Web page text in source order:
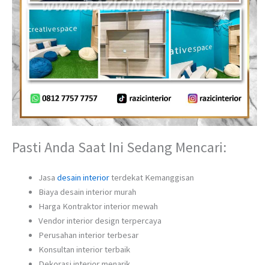
Pasti Anda Saat Ini Sedang Mencari:
Jasa desain interiorterdekat Kemanggisan
Biaya desain interior murah
Harga Kontraktor interior mewah
Vendor interior design terpercaya
Perusahan interior terbesar
Konsultan interior terbaik